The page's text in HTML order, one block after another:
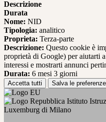
Descrizione
Durata
Nome: NID
Tipologia: analitico
Proprieta: Terza-parte
Descrizione: Questo cookie è
proprietà di Google) per aiutarti
interessi e mostrarti annunci
Durata: 6 mesi 3 giorni
Accetta tutti Salva le preferenze
Istituto
Luxemburg di Milano